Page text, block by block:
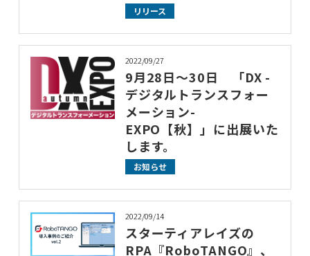
リリース
2022/09/27
9月28日～30日 「DX -
デジタルトランスフォー
メーション-
EXPO【秋】」に出展いた
します。
お知らせ
2022/09/14
スターティアレイズの
RPA『RoboTANGO』、